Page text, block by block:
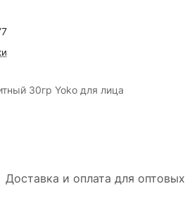
30гр Yoko для лица
Доставка и оплата для